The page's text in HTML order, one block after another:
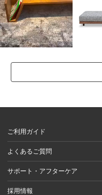
ご利用ガイド
よくあるご質問
サポート・アフターケア
採用情報